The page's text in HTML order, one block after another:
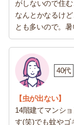
がしないので住
なんとかなるけ
とも多いので。
40代
【虫が出ない】
14階建てマンシ
す(笑)でも蚊やゴ